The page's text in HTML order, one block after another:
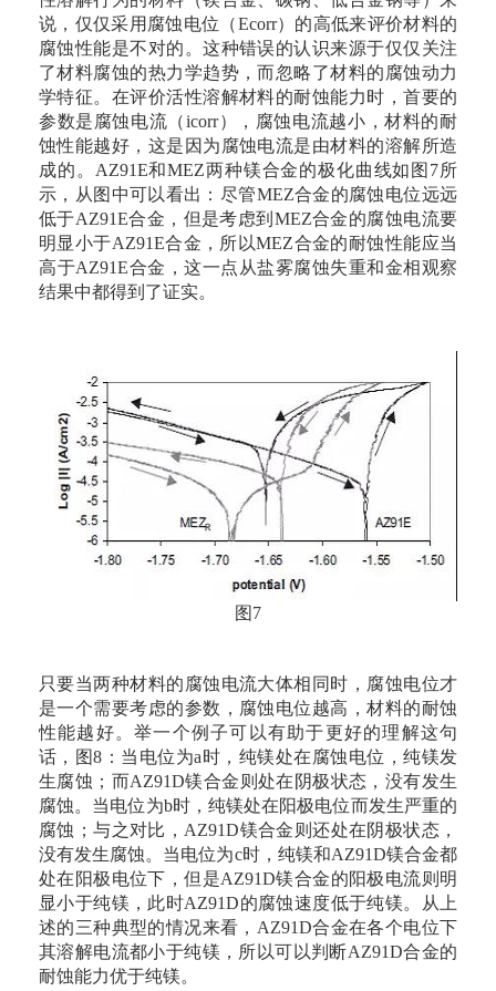
说，仅仅采用腐蚀电位（Ecorr）的高低来评价材料的
腐蚀性能是不对的。这种错误的认识来源于仅仅关注
了材料腐蚀的热力学趋势，而忽略了材料的腐蚀动力
学特征。在评价活性溶解材料的耐蚀能力时，首要的
参数是腐蚀电流（icorr），腐蚀电流越小，材料的耐
蚀性能越好，这是因为腐蚀电流是由材料的溶解所造
成的。AZ91E和MEZ两种镁合金的极化曲线如图7所
示，从图中可以看出：尽管MEZ合金的腐蚀电位远远
低于AZ91E合金，但是考虑到MEZ合金的腐蚀电流要
明显小于AZ91E合金，所以MEZ合金的耐蚀性能应当
高于AZ91E合金，这一点从盐雾腐蚀失重和金相观察
结果中都得到了证实。
图7
只要当两种材料的腐蚀电流大体相同时，腐蚀电位才
是一个需要考虑的参数，腐蚀电位越高，材料的耐蚀
性能越好。举一个例子可以有助于更好的理解这句
话，图8：当电位为a时，纯镁处在腐蚀电位，纯镁发
生腐蚀；而AZ91D镁合金则处在阴极状态，没有发生
腐蚀。当电位为b时，纯镁处在阳极电位而发生严重的
腐蚀；与之对比，AZ91D镁合金则还处在阴极状态，
没有发生腐蚀。当电位为c时，纯镁和AZ91D镁合金都
处在阳极电位下，但是AZ91D镁合金的阳极电流则明
显小于纯镁，此时AZ91D的腐蚀速度低于纯镁。从上
述的三种典型的情况来看，AZ91D合金在各个电位下
其溶解电流都小于纯镁，所以可以判断AZ91D合金的
耐蚀能力优于纯镁。